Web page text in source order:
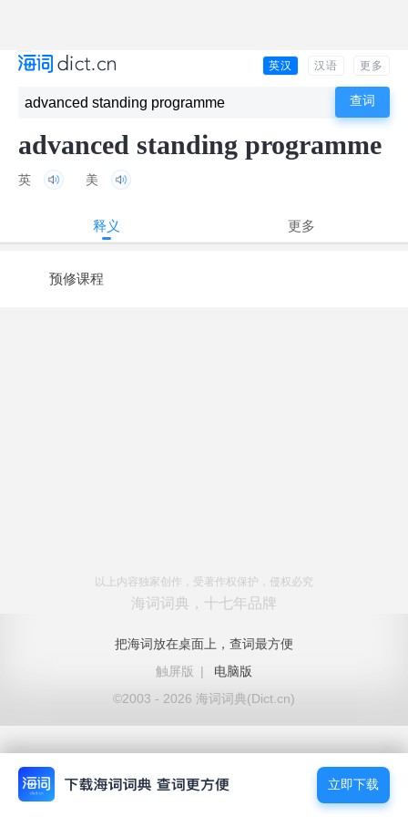
英汉 汉语 更多
advanced standing programme
英 美
释义 更多
预修课程
以上内容独家创作，受著作权保护，侵权必究
海词词典，十七年品牌
把海词放在桌面上，查词最方便
触屏版
|
电脑版
©2003 - 2026 海词词典(Dict.cn)
立即下载
立即下载